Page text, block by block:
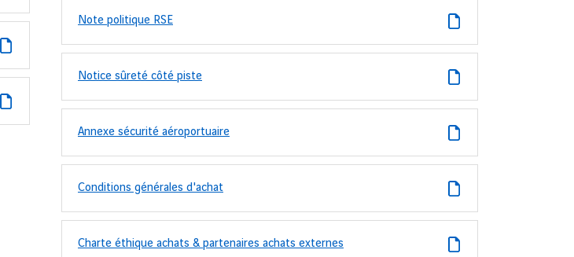
Note politique RSE
Notice sûreté côté piste
Annexe sécurité aéroportuaire
Conditions générales d'achat
Charte éthique achats & partenaires achats externes